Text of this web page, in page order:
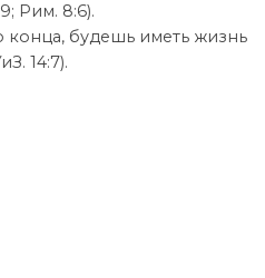
Рим. 8:6).
будешь иметь жизнь
14:7).